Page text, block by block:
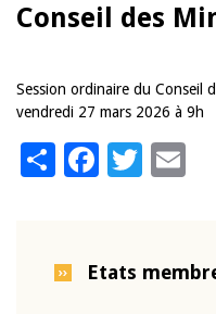
Conseil des
Session ordinaire du Conseil
vendredi 27 mars 2026 à 9h
Share
Etats